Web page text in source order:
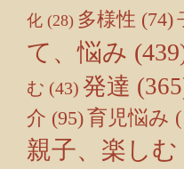
化 (28) 多様性 (74)
て、悩み
む (43) 発達
介 (95)育児悩み
親子、楽しむ